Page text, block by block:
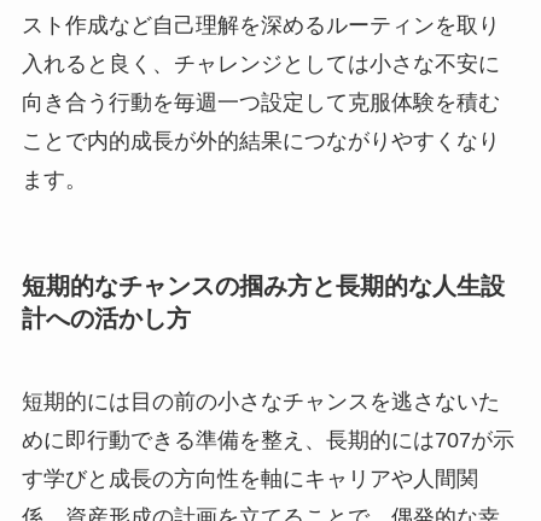
スト作成など自己理解を深めるルーティンを取り
入れると良く、チャレンジとしては小さな不安に
向き合う行動を毎週一つ設定して克服体験を積む
ことで内的成長が外的結果につながりやすくなり
ます。
短期的なチャンスの掴み方と長期的な人生設
計への活かし方
短期的には目の前の小さなチャンスを逃さないた
めに即行動できる準備を整え、長期的には707が示
す学びと成長の方向性を軸にキャリアや人間関